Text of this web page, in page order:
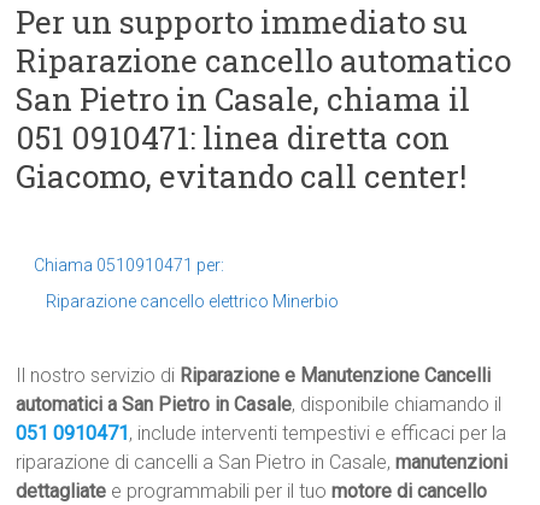
Per un supporto immediato su
Riparazione cancello automatico
San Pietro in Casale, chiama il
051 0910471: linea diretta con
Giacomo, evitando call center!
Chiama 0510910471 per:
Riparazione cancello elettrico Minerbio
Il nostro servizio di Riparazione e Manutenzione Cancelli
automatici a San Pietro in Casale, disponibile chiamando il
051 0910471 , include interventi tempestivi e efficaci per la
riparazione di cancelli a San Pietro in Casale,manutenzioni
dettagliate e programmabili per il tuo motore di cancello